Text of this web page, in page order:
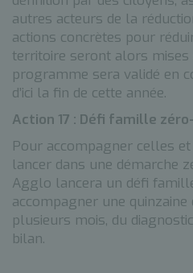
autres acteurs de la
actions concrètes pour
territoire seront alors mises
programme sera validé en
d’ici la fin de cette année.
Action 17 : Défi famille
Pour accompagner celles
lancer dans une démarche
Agglo lancera un défi
accompagner une
plusieurs mois, du
bilan.